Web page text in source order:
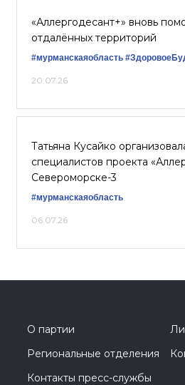
«Аллергодесант+» вновь
отдалённых территорий
#мурманскаяобласть
20.07.26
Татьяна Кусайко
специалистов проекта
Североморске-3
#мурманскаяобласть
06.07.26
О партии
Региональные отделения
Контакты пресс-службы